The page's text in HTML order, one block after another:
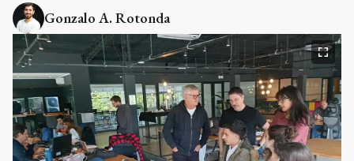
Gonzalo A. Rotonda